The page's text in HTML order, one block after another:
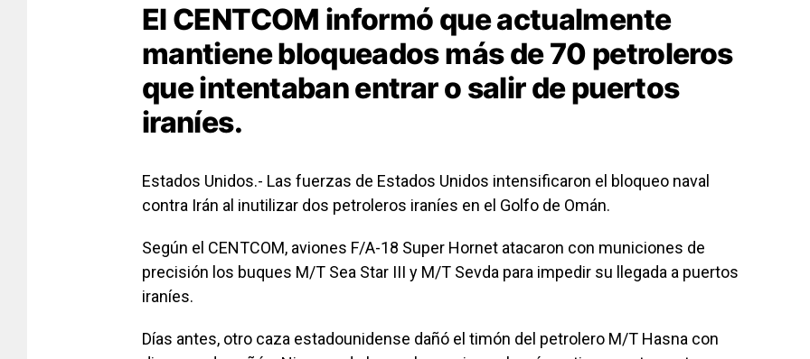
El CENTCOM informó que actualmente
mantiene bloqueados más de 70 petroleros
que intentaban entrar o salir de puertos
iraníes.
Estados Unidos.- Las fuerzas de Estados Unidos intensificaron el bloqueo naval
contra Irán al inutilizar dos petroleros iraníes en el Golfo de Omán.
Según el CENTCOM, aviones F/A-18 Super Hornet atacaron con municiones de
precisión los buques M/T Sea Star III y M/T Sevda para impedir su llegada a puertos
iraníes.
Días antes, otro caza estadounidense dañó el timón del petrolero M/T Hasna con